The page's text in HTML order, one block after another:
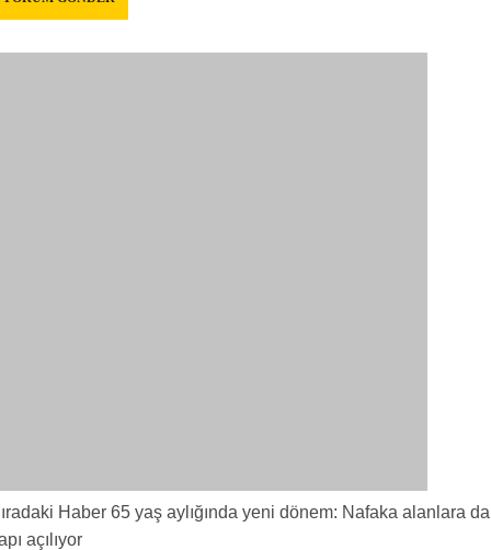
Haber 65 yaş aylığında yeni dönem: Nafaka alanlara da
açılıyor